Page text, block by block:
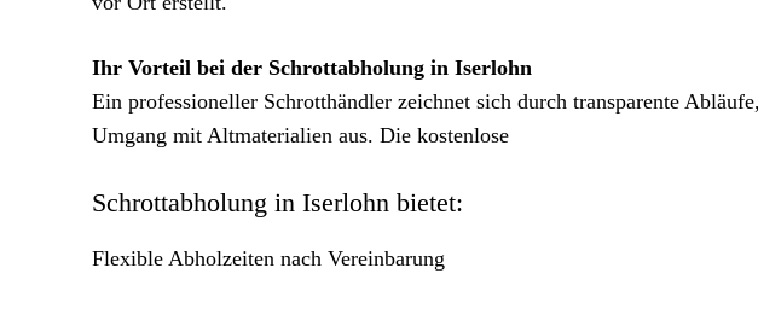
Ihr Vorteil bei der Schrottabholung in Iserlohn
Ein professioneller Schrotthändler zeichnet sich durch transparente
Umgang mit Altmaterialien aus. Die kostenlose
Schrottabholung in Iserlohn bietet:
Flexible Abholzeiten nach Vereinbarung